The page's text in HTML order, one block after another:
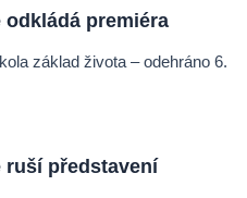
premiéra
základ života – odehráno 6.
představení